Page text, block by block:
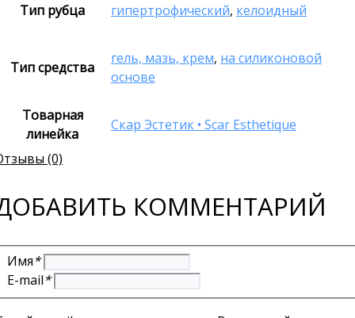
Тип рубца гипертрофический, келоидный
Тип средства
гель, мазь, крем, на силиконовой
основе
Товарная
линейка
Скар Эстетик • Scar Esthetique
(0)
КОММЕНТАРИЙ
Имя*
E-mail*